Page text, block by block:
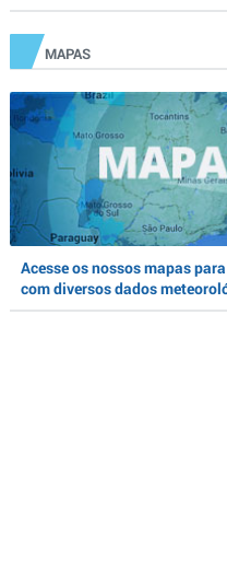
MAPAS
Acesse os nossos mapas
com diversos dados